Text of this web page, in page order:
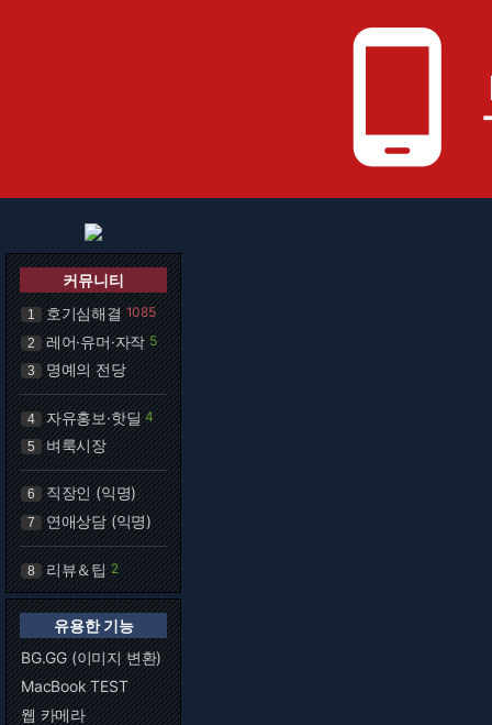
phone_android
커뮤니티
1 호기심해결 1085
2 레어·유머·자작 5
3 명예의 전당
4 자유홍보·핫딜 4
5 벼룩시장
6 직장인 (익명)
7 연애상담 (익명)
8 리뷰＆팁 2
유용한 기능
BG.GG (이미지 변환)
MacBook TEST
웹 카메라